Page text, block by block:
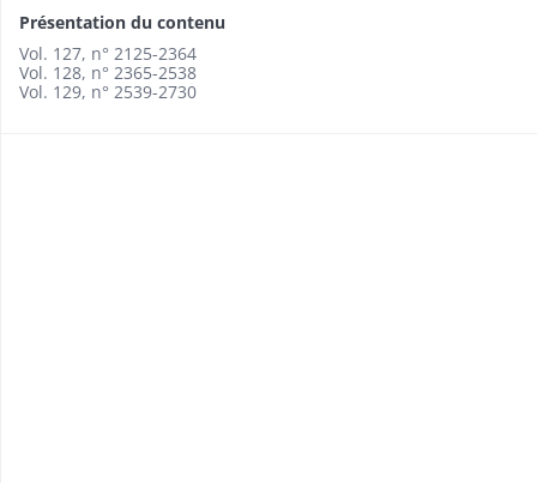
Présentation du contenu
Vol. 127, n° 2125-2364
Vol. 128, n° 2365-2538
Vol. 129, n° 2539-2730